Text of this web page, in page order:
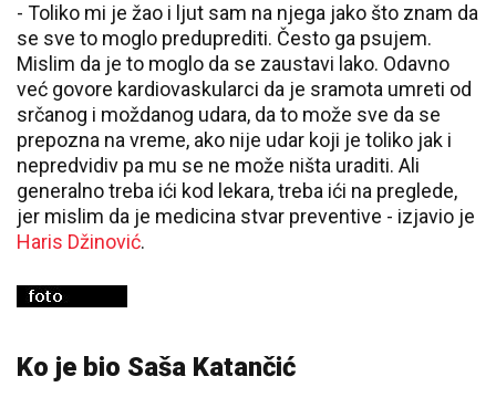
- Toliko mi je žao i ljut sam na njega jako što znam da
se sve to moglo preduprediti. Često ga psujem.
Mislim da je to moglo da se zaustavi lako. Odavno
već govore kardiovaskularci da je sramota umreti od
srčanog i moždanog udara, da to može sve da se
prepozna na vreme, ako nije udar koji je toliko jak i
nepredvidiv pa mu se ne može ništa uraditi. Ali
generalno treba ići kod lekara, treba ići na preglede,
jer mislim da je medicina stvar preventive - izjavio je
Haris Džinović.
Ko je bio Saša Katančić